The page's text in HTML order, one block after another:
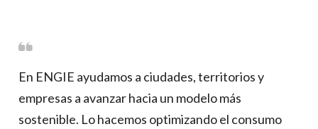
En ENGIE ayudamos a ciudades, territorios y
empresas a avanzar hacia un modelo más
sostenible. Lo hacemos optimizando el consumo